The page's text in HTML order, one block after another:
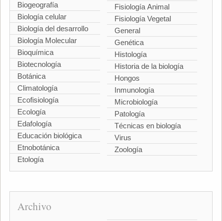
Biogeografía
Biología celular
Biología del desarrollo
Biología Molecular
Bioquímica
Biotecnología
Botánica
Climatología
Ecofisiología
Ecología
Edafología
Educación biológica
Etnobotánica
Etología
Fisiología Animal
Fisiología Vegetal
General
Genética
Histología
Historia de la biología
Hongos
Inmunología
Microbiología
Patología
Técnicas en biología
Virus
Zoología
Archivo